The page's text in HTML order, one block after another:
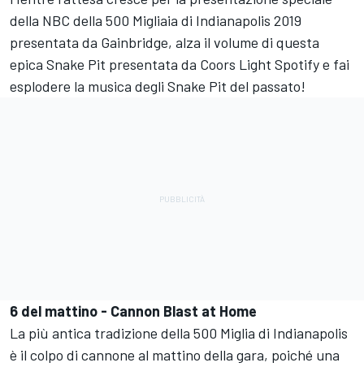
della NBC della 500 Migliaia di Indianapolis 2019
presentata da Gainbridge, alza il volume di questa
epica Snake Pit presentata da Coors Light Spotify e fai
esplodere la musica degli Snake Pit del passato!
6 del mattino - Cannon Blast at Home
La più antica tradizione della 500 Miglia di Indianapolis
è il colpo di cannone al mattino della gara, poiché una